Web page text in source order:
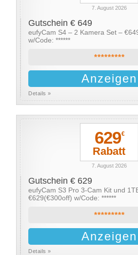
7. August 2026
Gutschein € 649
eufyCam S4 – 2 Kamera Set –
w/Code: ******
*********
Anzeigen
Details »
629€
Rabatt
7. August 2026
Gutschein € 629
eufyCam S3 Pro 3-Cam Kit und
€629(€300off) w/Code: ******
*********
Anzeigen
Details »